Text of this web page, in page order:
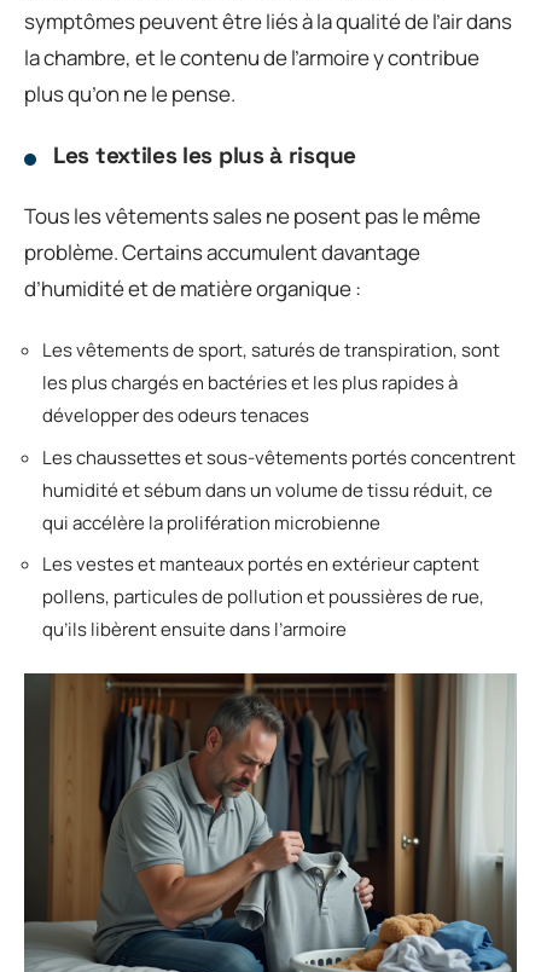
symptômes peuvent être liés à la qualité de l’air dans
la chambre, et le contenu de l’armoire y contribue
plus qu’on ne le pense.
Les textiles les plus à risque
Tous les vêtements sales ne posent pas le même
problème. Certains accumulent davantage
d’humidité et de matière organique :
Les vêtements de sport, saturés de transpiration, sont
les plus chargés en bactéries et les plus rapides à
développer des odeurs tenaces
Les chaussettes et sous-vêtements portés concentrent
humidité et sébum dans un volume de tissu réduit, ce
qui accélère la prolifération microbienne
Les vestes et manteaux portés en extérieur captent
pollens, particules de pollution et poussières de rue,
qu’ils libèrent ensuite dans l’armoire